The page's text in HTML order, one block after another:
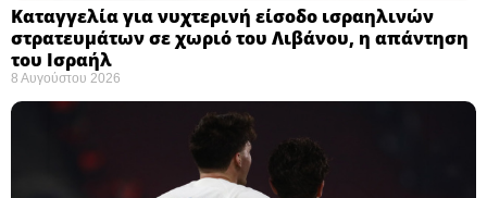
Καταγγελία για νυχτερινή είσοδο ισραηλινών
στρατευμάτων σε χωριό του Λιβάνου, η απάντηση
του Ισραήλ
8 Αυγούστου 2026